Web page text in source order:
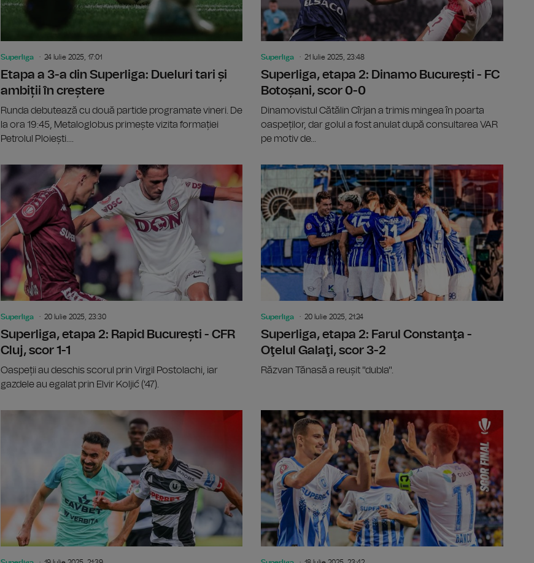
Superliga 24 Iulie 2025, 17:01
Etapa a 3-a din Superliga: Dueluri tari și
ambiții în creștere
Runda debutează cu două partide programate vineri. De
la ora 19:45, Metaloglobus primește vizita formației
Petrolul Ploiești....
Superliga 21 Iulie 2025, 23:48
Superliga, etapa 2: Dinamo București - FC
Botoșani, scor 0-0
Dinamovistul Cătălin Cîrjan a trimis mingea în poarta
oaspeților, dar golul a fost anulat după consultarea VAR
pe motiv de...
Superliga, etapa 2: Unirea Slobozia - FK Csikszereda, 6-1
Superliga 20 Iulie 2025, 23:30
Superliga, etapa 2: Rapid București - CFR
Cluj, scor 1-1
Oaspeții au deschis scorul prin Virgil Postolachi, iar
gazdele au egalat prin Elvir Koljić ('47).
Superliga,
Superliga 20 Iulie 2025, 21:24
Superliga, etapa 2: Farul Constanţa -
Oţelul Galaţi, scor 3-2
Răzvan Tănasă a reușit "dubla".
Superliga, etapa 2: Petrolul Ploieşti – FCSB, scor 0-1 Superliga,